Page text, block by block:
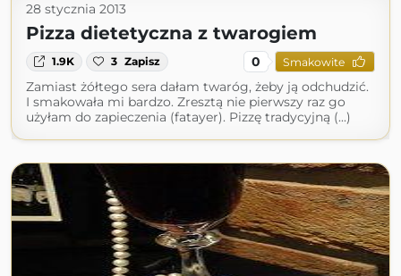
28 stycznia 2013
Pizza dietetyczna z twarogiem
1.9K 3 Zapisz 0 Smakowite
Zamiast żółtego sera dałam twaróg, żeby ją odchudzić.
I smakowała mi bardzo. Zresztą nie pierwszy raz go
użyłam do zapieczenia (fatayer). Pizzę tradycyjną (...)